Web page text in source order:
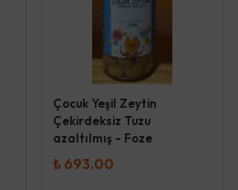
Çocuk Yeşil Zeytin
Çekirdeksiz Tuzu
azaltılmış - Foze
₺ 693.00